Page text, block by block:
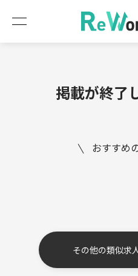
掲載が終了
おすすめ
その他の類似求